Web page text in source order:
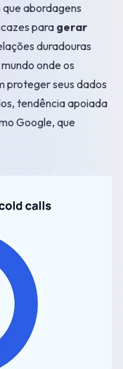
abordagens
para gerar
duradouras
onde os
proteger seus dados
tendência apoiada
Google, que